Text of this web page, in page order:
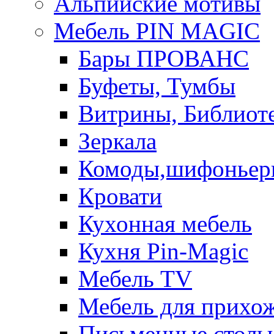
Мебель PIN MAGIС
Бары ПРОВАНС
Буфеты, Тумбы
Витрины,
Зеркала
Кровати
Кухонная мебель
Кухня Pin-Magic
Мебель TV
Мебель для